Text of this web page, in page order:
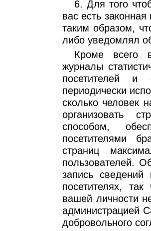
6. Для того
вас есть
таким образом,
либо уведомлял
Кроме всего
журналы
посетителей и
периодически
сколько человек
организовать
способом,
посетителями
страниц
пользователей.
запись
посетителях,
вашей личности
администрацией
добровольного